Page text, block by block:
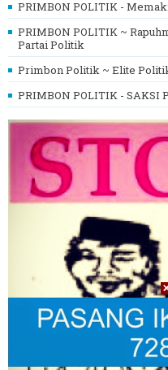
PRIMBON POLITIK -
PRIMBON POLITIK ~
Partai Politik
Primbon Politik ~ Elite
PRIMBON POLITIK - SAKSI